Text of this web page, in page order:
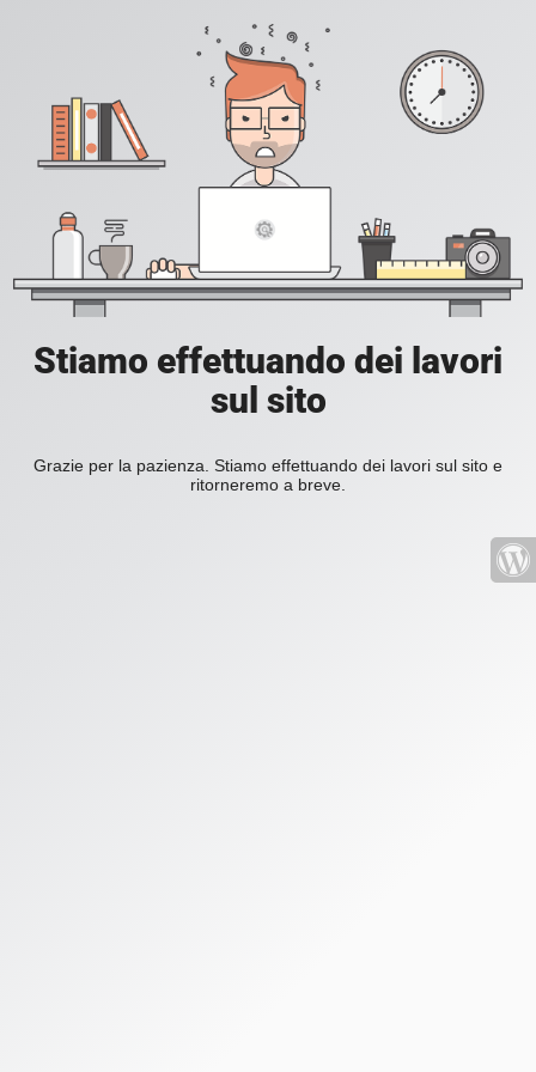
Stiamo effettuando dei lavori
sul sito
Grazie per la pazienza. Stiamo effettuando dei lavori sul sito e
ritorneremo a breve.